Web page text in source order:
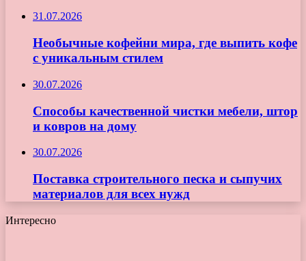
31.07.2026
Необычные кофейни мира, где выпить кофе
с уникальным стилем
30.07.2026
Способы качественной чистки мебели, штор
и ковров на дому
30.07.2026
Поставка строительного песка и сыпучих
материалов для всех нужд
Интересно